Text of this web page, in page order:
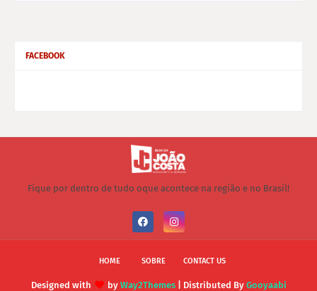
FACEBOOK
Fique por dentro de tudo oque acontece na região e no Brasil!
HOME SOBRE CONTACT US
Designed with by Way2Themes| Distributed By Gooyaabi